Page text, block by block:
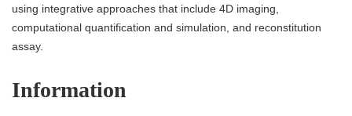
using integrative approaches that include 4D imaging,
computational quantification and simulation, and reconstitution
assay.
Information